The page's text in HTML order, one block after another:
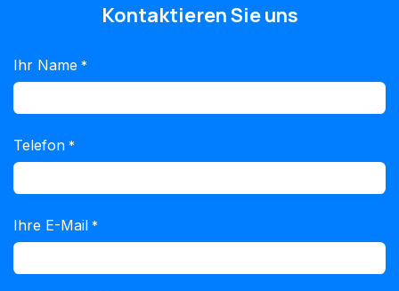
Kontaktieren Sie uns
Ihr Name *
Telefon *
Ihre E-Mail *